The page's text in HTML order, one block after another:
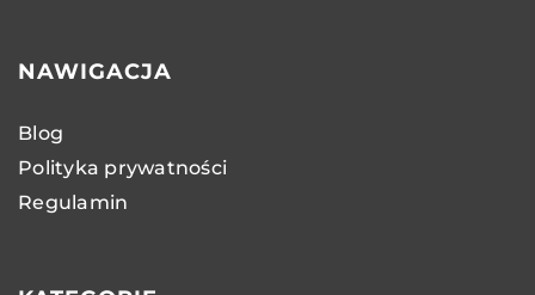
NAWIGACJA
Blog
Polityka prywatności
Regulamin